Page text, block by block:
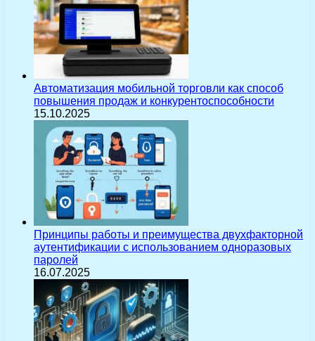
Автоматизация мобильной торговли как способ
повышения продаж и конкурентоспособности
15.10.2025
Принципы работы и преимущества двухфакторной
аутентификации с использованием одноразовых
паролей
16.07.2025